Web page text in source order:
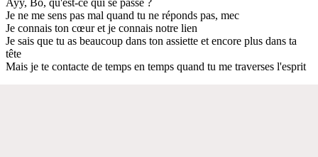
Je ne me sens pas mal quand tu ne réponds pas, mec
Je connais ton cœur et je connais notre lien
Je sais que tu as beaucoup dans ton assiette et encore plus dans ta
tête
Mais je te contacte de temps en temps quand tu me traverses l'esprit